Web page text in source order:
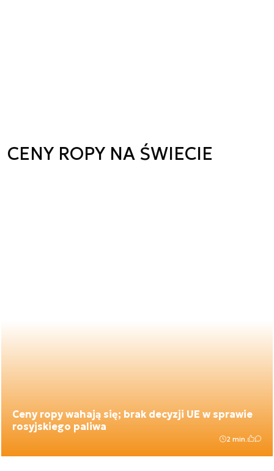
CENY ROPY NA ŚWIECIE
Ceny ropy wahają się; brak decyzji UE w sprawie
rosyjskiego paliwa
2 min.